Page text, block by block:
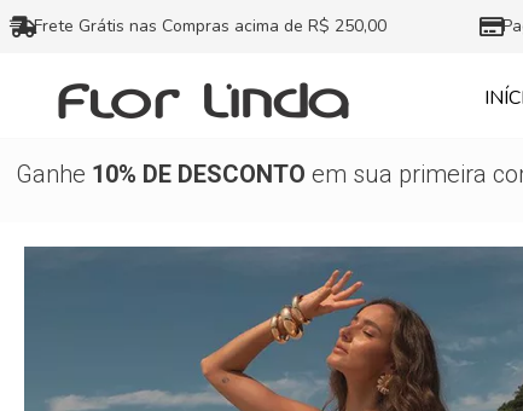
Ir
para
conteúdo
Frete Grátis nas Compras acima de R$ 250,00
Ganhe 10% DE DESCONTO em sua primeira